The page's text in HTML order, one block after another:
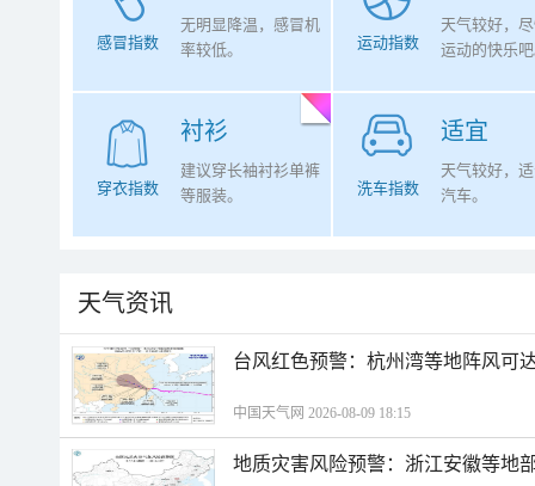
感冒指数
无明显降温，感冒机
率较低。
运动指数
天气较好，
运动的快乐
衬衫
穿衣指数
建议穿长袖衬衫单裤
等服装。
适宜
洗车指数
天气较好，
汽车。
天气资讯
台风红色预警：杭州湾等地阵风可
中国天气网 2026-08-09 18:15
地质灾害风险预警：浙江安徽等地